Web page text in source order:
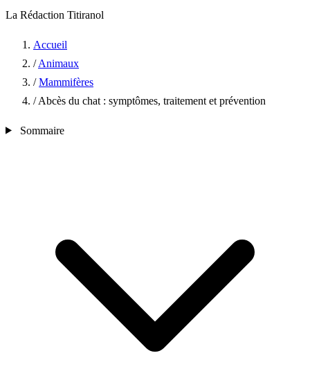
La Rédaction Titiranol
Accueil
/ Animaux
/ Mammifères
/ Abcès du chat : symptômes, traitement et prévention
Sommaire